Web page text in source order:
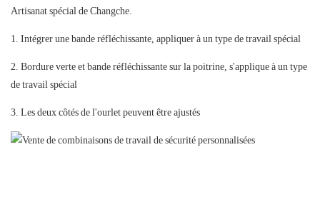
Artisanat spécial de Changche.
1. Intégrer une bande réfléchissante, appliquer à un type de travail spécial
2. Bordure verte et bande réfléchissante sur la poitrine, s'applique à un type
de travail spécial
3. Les deux côtés de l'ourlet peuvent être ajustés